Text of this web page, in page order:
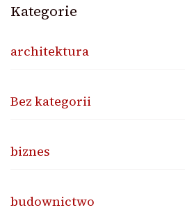
Kategorie
architektura
Bez kategorii
biznes
budownictwo